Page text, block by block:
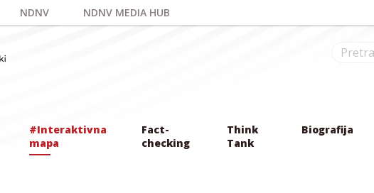
NDNV NDNV MEDIA HUB
#Interaktivna
mapa
Fact-
checking
Think
Tank
Biografija